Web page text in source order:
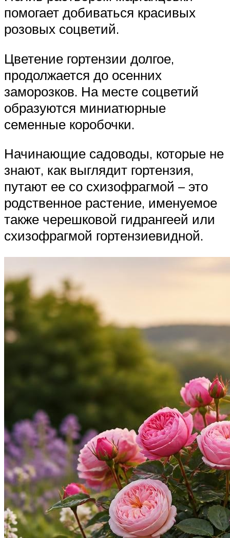
помогает добиваться красивых
розовых соцветий.
Цветение гортензии долгое,
продолжается до осенних
заморозков. На месте соцветий
образуются миниатюрные
семенные коробочки.
Начинающие садоводы, которые не
знают, как выглядит гортензия,
путают ее со схизофрагмой – это
родственное растение, именуемое
также черешковой гидрангеей или
схизофрагмой гортензиевидной.